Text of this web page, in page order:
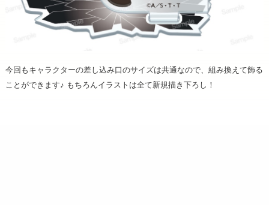
今回もキャラクターの差し込み口のサイズは共通なので、組み換えて飾る
ことができます♪ もちろんイラストは全て新規描き下ろし！